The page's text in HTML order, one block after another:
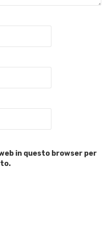
in questo browser per